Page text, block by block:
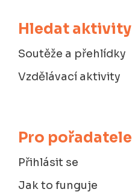
Hledat aktivity
Soutěže a přehlídky
Vzdělávací aktivity
Pro pořadatele
Přihlásit se
Jak to funguje